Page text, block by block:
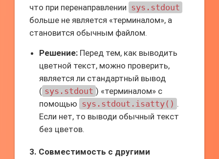
что при перенаправлении sys.stdout
больше не является «терминалом», а
становится обычным файлом.
Решение: Перед тем, как выводить
цветной текст, можно проверить,
является ли стандартный вывод
( sys.stdout ) «терминалом» с
помощью sys.stdout.isatty() .
Если нет, то выводи обычный текст
без цветов.
3. Совместимость с другими